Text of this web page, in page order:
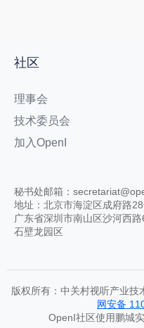
社区
理事会
技术委员会
加入OpenI
秘书处邮箱：
地址：北京市海淀区成府路
广东省深圳市南山区沙河西
石壁龙园区
版权所有：中关村视听产业技
网安备
OpenI社区使用鹏城实